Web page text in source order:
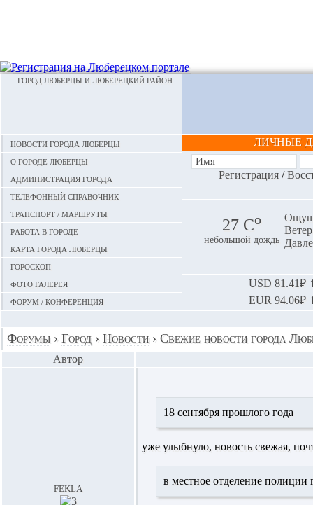
ГОРОД ЛЮБЕРЦЫ И ЛЮБЕРЕЦКИЙ РАЙОН
Новости города Люберцы
О городе Люберцы
Администрация города
Телефонный справочник
Транспорт / маршруты
Работа в городе
Карта города Люберцы
Гороскоп
Фото галерея
Форум / конференция
ЛИЧНЫЕ
Регистрация/
27 Сo
небольшой дождь
USD 81.41₽
EUR 94.06₽
Форумы › Город › Новости › Свежие новости города
Автор
fekla
18 сентября прошлого года
уже улыбнуло, новость свежая,
в местное отделение полиции